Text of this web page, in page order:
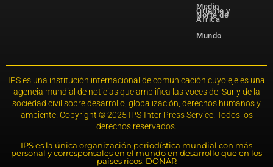
Medio
Oriente y
Norte de
África
Mundo
IPS es una institución internacional de comunicación cuyo eje es una
agencia mundial de noticias que amplifica las voces del Sur y de la
sociedad civil sobre desarrollo, globalización, derechos humanos y
ambiente. Copyright © 2025 IPS-Inter Press Service. Todos los
derechos reservados.
IPS es la única organización periodística mundial con más
personal y corresponsales en el mundo en desarrollo que en los
países ricos. DONAR